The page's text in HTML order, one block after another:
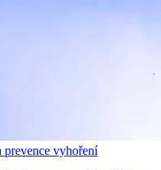
prevence vyhoření